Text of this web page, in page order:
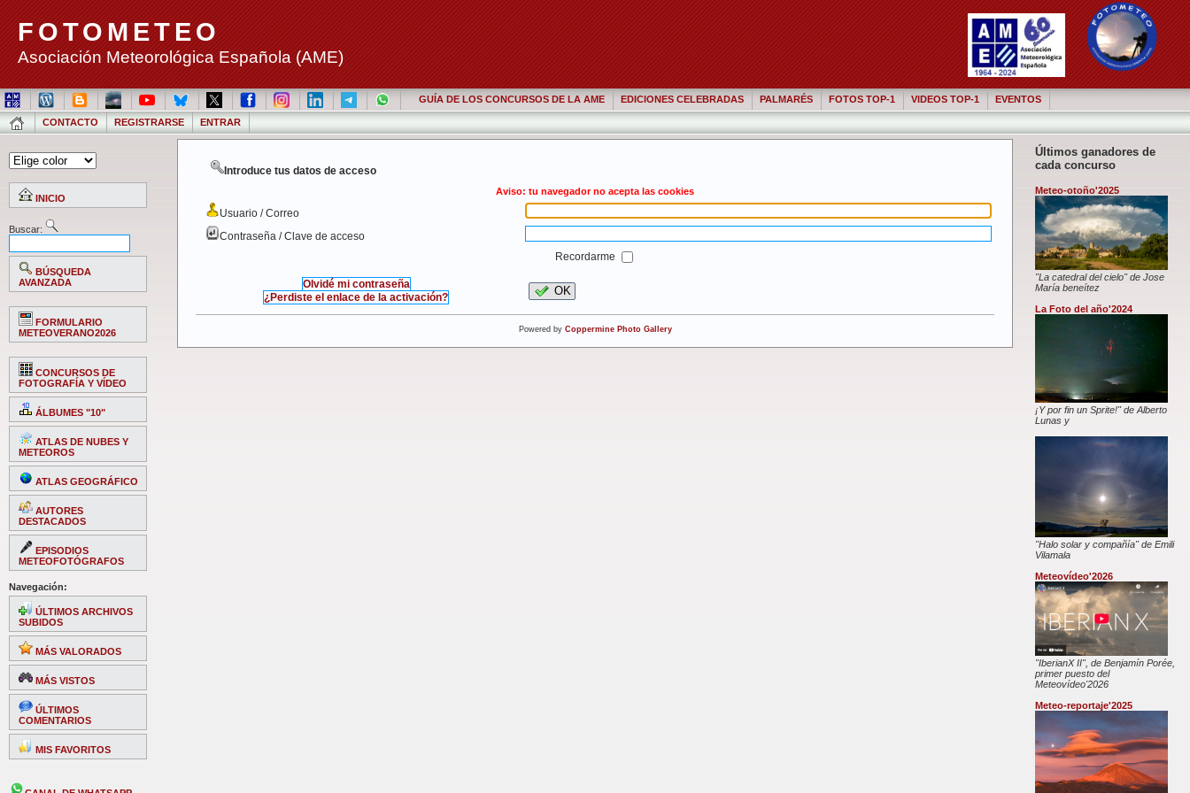
FOTOMETEO
Asociación Meteorológica Española (AME)
GUÍA DE LOS CONCURSOS DE LA AME EDICIONES CELEBRADAS PALMARÉS FOTOS TOP-1 VIDEOS TOP-1 EVENTOS
CONTACTO REGISTRARSE ENTRAR
INICIO
Buscar:
BÚSQUEDA
AVANZADA
FORMULARIO
METEOVERANO2026
CONCURSOS DE
FOTOGRAFÍA Y VÍDEO
ÁLBUMES "10"
ATLAS DE NUBES Y
METEOROS
ATLAS GEOGRÁFICO
AUTORES
DESTACADOS
EPISODIOS
METEOFOTÓGRAFOS
Navegación:
ÚLTIMOS ARCHIVOS
SUBIDOS
MÁS VALORADOS
MÁS VISTOS
ÚLTIMOS
COMENTARIOS
MIS FAVORITOS
Últimos ganadores de
cada concurso
Meteo-otoño'2025
"La catedral del cielo" de Jose
María beneítez
La Foto del año'2024
¡Y por fin un Sprite!" de Alberto
Lunas y
"Halo solar y compañía" de Emili
Vilamala
Meteovídeo'2026
"IberianX II", de Benjamín Porée,
primer puesto del
Meteovídeo'2026
Meteo-reportaje'2025
Introduce tus datos de acceso
Aviso: tu navegador no acepta las cookies
Usuario / Correo
Contraseña / Clave de acceso
Recordarme
Olvidé mi contraseña
¿Perdiste el enlace de la activación?
OK
Powered by Coppermine Photo Gallery